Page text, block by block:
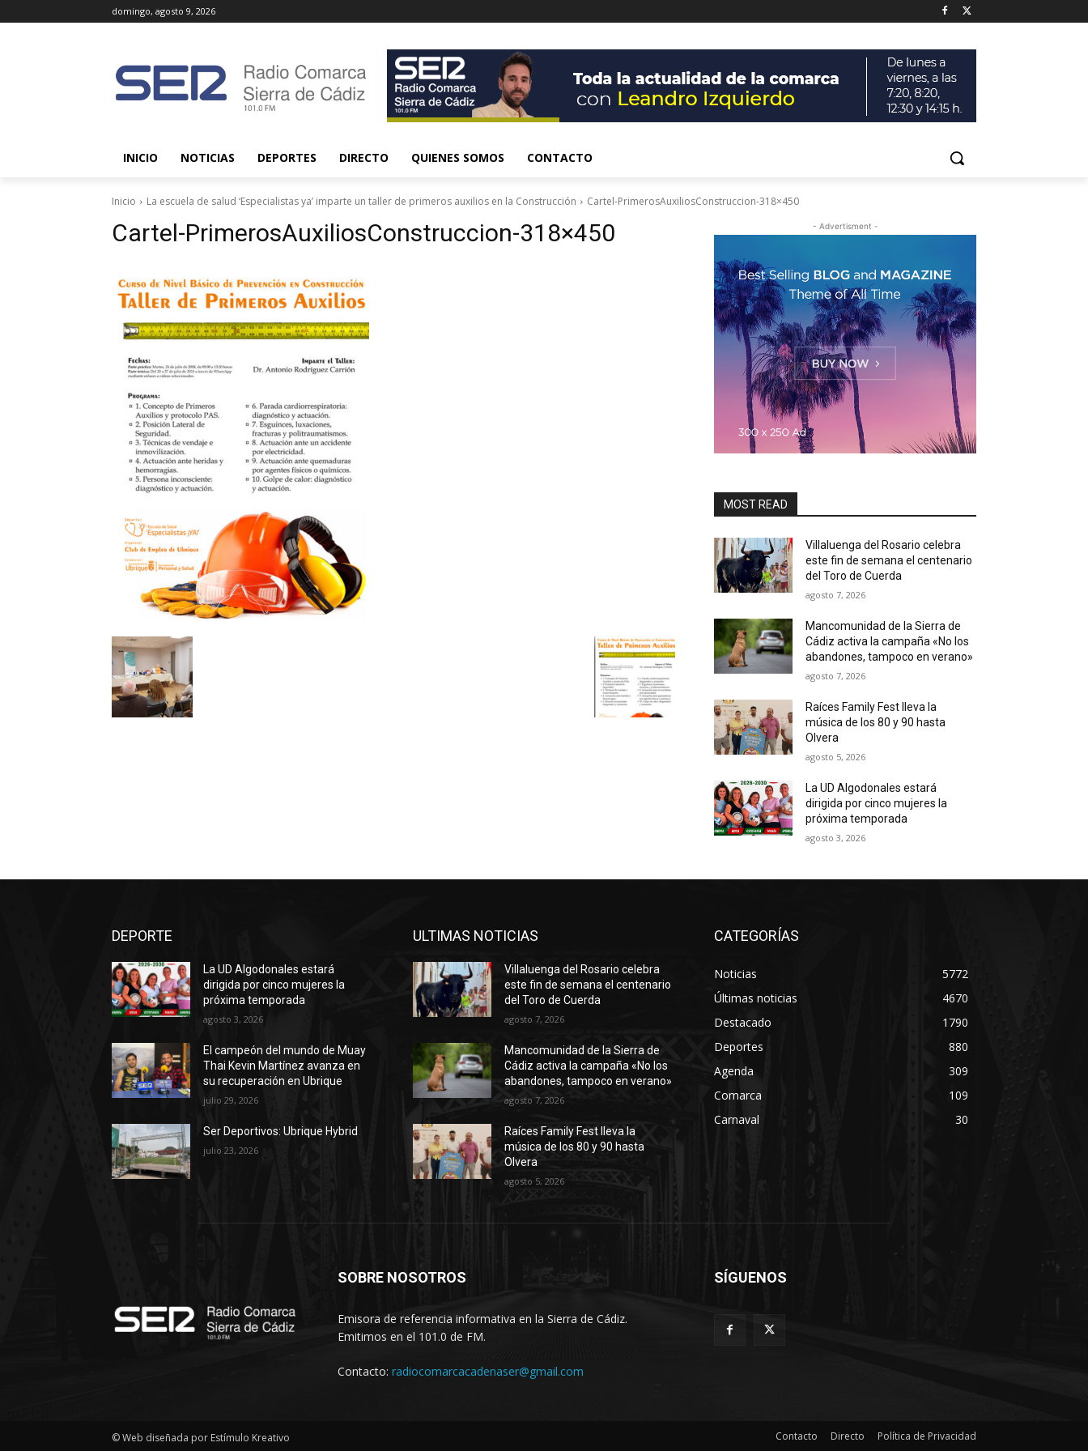
domingo, agosto 9, 2026
INICIO NOTICIAS DEPORTES DIRECTO QUIENES SOMOS CONTACTO
Inicio La escuela de salud ‘Especialistas ya’ imparte un taller de primeros auxilios en la Construcción Cartel-PrimerosAuxiliosConstruccion-318×450
Cartel-PrimerosAuxiliosConstruccion-318×450 - Advertisment -
MOST READ
Villaluenga del Rosario celebra
este fin de semana el centenario
del Toro de Cuerda
agosto 7, 2026
Mancomunidad de la Sierra de
Cádiz activa la campaña «No los
abandones, tampoco en verano»
agosto 7, 2026
Raíces Family Fest lleva la
música de los 80 y 90 hasta
Olvera
agosto 5, 2026
La UD Algodonales estará
dirigida por cinco mujeres la
próxima temporada
agosto 3, 2026
DEPORTE
La UD Algodonales estará
dirigida por cinco mujeres la
próxima temporada
agosto 3, 2026
El campeón del mundo de Muay
Thai Kevin Martínez avanza en
su recuperación en Ubrique
julio 29, 2026
Ser Deportivos: Ubrique Hybrid
julio 23, 2026
ULTIMAS NOTICIAS
Villaluenga del Rosario celebra
este fin de semana el centenario
del Toro de Cuerda
agosto 7, 2026
Mancomunidad de la Sierra de
Cádiz activa la campaña «No los
abandones, tampoco en verano»
agosto 7, 2026
Raíces Family Fest lleva la
música de los 80 y 90 hasta
Olvera
agosto 5, 2026
CATEGORÍAS
Noticias
5772
Últimas noticias
4670
Destacado
1790
Deportes
880
Agenda
309
Comarca
109
Carnaval
30
SOBRE NOSOTROS
Emisora de referencia informativa en la Sierra de Cádiz.
Emitimos en el 101.0 de FM.
Contacto: radiocomarcacadenaser@gmail.com
SÍGUENOS
© Web diseñada por Estímulo Kreativo Contacto Directo Política de Privacidad